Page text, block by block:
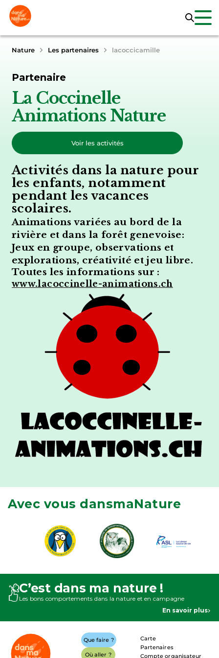
Nature Les partenaires lacoccicamille
Partenaire
La Coccinelle
Animations Nature
Voir les activités
Activités dans la nature pour
les enfants, notamment
pendant les vacances
scolaires.
Animations variées au bord de la
rivière et dans la forêt genevoise:
Jeux en groupe, observations et
explorations, créativité et jeu libre.
Toutes les informations sur :
www.lacoccinelle-animations.ch
Avec vous dansmaNature
C’est dans ma nature !
Les bons comportements dans la nature et en campagne
En savoir plus
Que faire ?
Où aller ?
Carte
Partenaires
Compte organisateur